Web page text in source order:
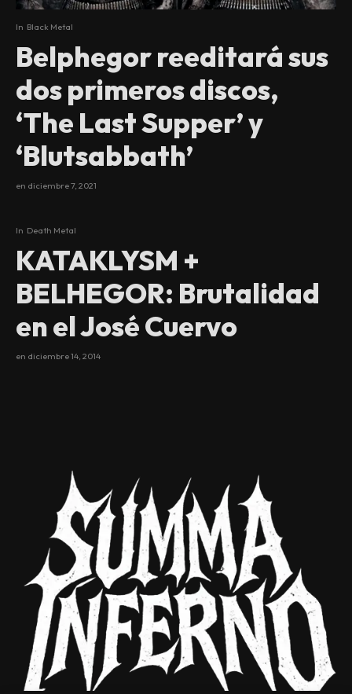
In Black Metal
Belphegor reeditará sus
dos primeros discos,
‘The Last Supper’ y
‘Blutsabbath’
en diciembre 7, 2021
In Death Metal
KATAKLYSM +
BELHEGOR: Brutalidad
en el José Cuervo
en diciembre 14, 2014